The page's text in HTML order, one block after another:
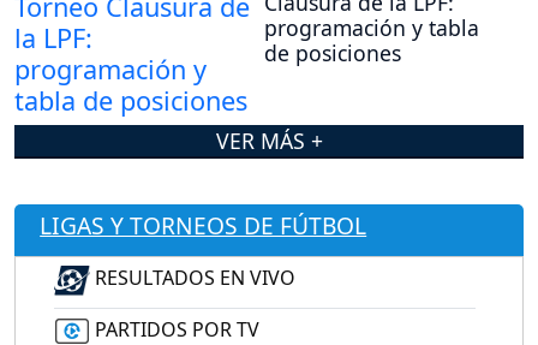
programación y tabla
de posiciones
VER MÁS +
LIGAS Y TORNEOS DE FÚTBOL
RESULTADOS EN VIVO
PARTIDOS POR TV